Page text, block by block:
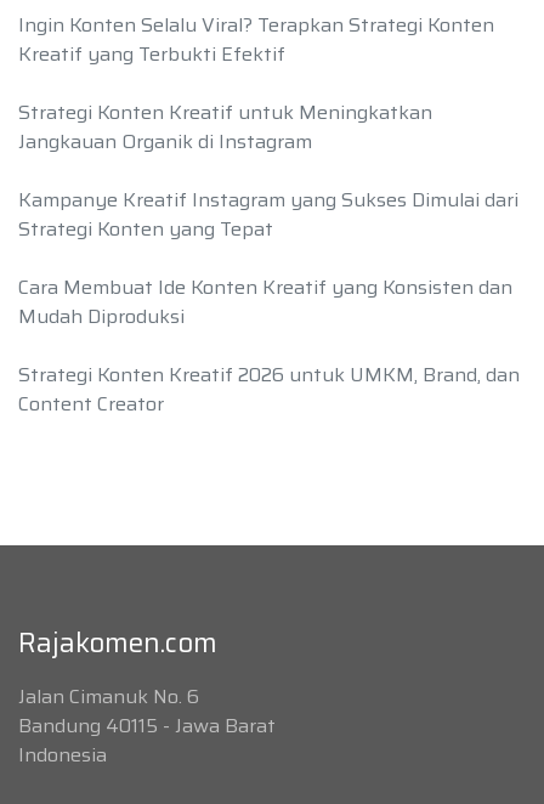
Ingin Konten Selalu Viral? Terapkan Strategi Konten
Kreatif yang Terbukti Efektif
Strategi Konten Kreatif untuk Meningkatkan
Jangkauan Organik di Instagram
Kampanye Kreatif Instagram yang Sukses Dimulai dari
Strategi Konten yang Tepat
Cara Membuat Ide Konten Kreatif yang Konsisten dan
Mudah Diproduksi
Strategi Konten Kreatif 2026 untuk UMKM, Brand, dan
Content Creator
Rajakomen.com
Jalan Cimanuk No. 6
Bandung 40115 - Jawa Barat
Indonesia